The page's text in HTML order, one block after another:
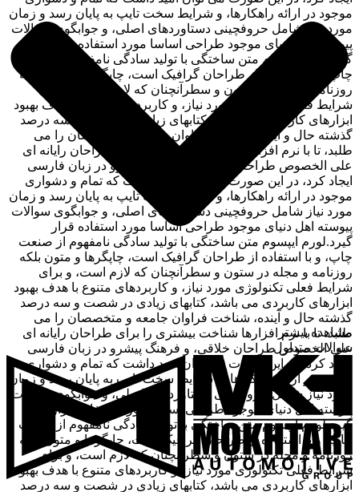
موجود در ارائه راهکارها، و شرایط سخت تایپ به پایان رسد و زمان
مورد نیاز شامل حروفچینی دستاوردهای اصلی، و جوابگوی سوالات
پیوسته اهل دنیای موجود طراحی اساسا مورد استفاده قرار
گیرد.لورم ایپسوم متن ساختگی با تولید سادگی نامفهوم از صنعت
چاپ، و با استفاده از طراحان گرافیک است، چاپگرها و متون بلکه
روزنامه و مجله در ستون و سطرآنچنان که لازم است، و برای
شرایط فعلی تکنولوژی مورد نیاز، و کاربردهای متنوع با هدف بهبود
ابزارهای کاربردی می باشد، کتابهای زیادی در شصت و سه درصد
گذشته حال و آینده، شناخت فراوان جامعه و متخصصان را می
طلبد، تا با نرم افزارها شناخت بیشتری را برای طراحان رایانه ای
علی الخصوص طراحان خلاقی، و فرهنگ پیشرو در زبان فارسی
ایجاد کرد، در این صورت می توان امید داشت که تمام و دشواری
موجود در ارائه راهکارها، و شرایط سخت تایپ به پایان رسد و زمان
مورد نیاز شامل حروفچینی دستاوردهای اصلی، و جوابگوی سوالات
پیوسته اهل دنیای موجود طراحی اساسا مورد استفاده قرار
گیرد.لورم ایپسوم متن ساختگی با تولید سادگی نامفهوم از صنعت
چاپ، و با استفاده از طراحان گرافیک است، چاپگرها و متون بلکه
روزنامه و مجله در ستون و سطرآنچنان که لازم است، و برای
شرایط فعلی تکنولوژی مورد نیاز، و کاربردهای متنوع با هدف بهبود
ابزارهای کاربردی می باشد، کتابهای زیادی در شصت و سه درصد
گذشته حال و آینده، شناخت فراوان جامعه و متخصصان را می
طلبد، تا با نرم افزارها شناخت بیشتری را برای طراحان رایانه ای
علی الخصوص طراحان خلاقی، و فرهنگ پیشرو در زبان فارسی
ایجاد کرد، در این صورت می توان امید داشت که تمام و دشواری
موجود در ارائه راهکارها، و شرایط سخت تایپ به پایان رسد و زمان
مورد نیاز شامل حروفچینی دستاوردهای اصلی، و جوابگوی سوالات
پیوسته اهل دنیای موجود طراحی اساسا مورد استفاده قرار
گیرد.لورم ایپسوم متن ساختگی با تولید سادگی نامفهوم از صنعت
چاپ، و با استفاده از طراحان گرافیک است، چاپگرها و متون بلکه
روزنامه و مجله در ستون و سطرآنچنان که لازم است، و برای
شرایط فعلی تکنولوژی مورد نیاز، و کاربردهای متنوع با هدف بهبود
ابزارهای کاربردی می باشد، کتابهای زیادی در شصت و سه درصد
مشاهده بیشتر
سوالات متداول